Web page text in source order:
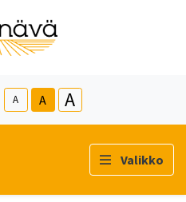
A A A
Valikko